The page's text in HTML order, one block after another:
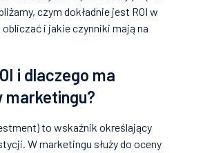
czym dokładnie jest ROI w
i jakie czynniki mają na
i dlaczego ma
marketingu?
to wskaźnik określający
W marketingu służy do oceny